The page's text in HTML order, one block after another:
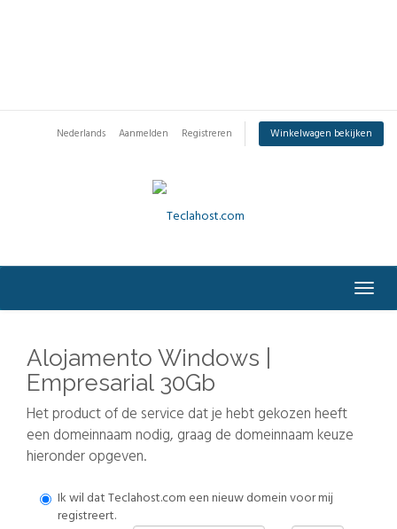
Nederlands Aanmelden Registreren Winkelwagen bekijken
Alojamento Windows |
Empresarial 30Gb
Het product of de service dat je hebt gekozen heeft
een domeinnaam nodig, graag de domeinnaam keuze
hieronder opgeven.
Ik wil dat Teclahost.com een nieuw domein voor mij
registreert.